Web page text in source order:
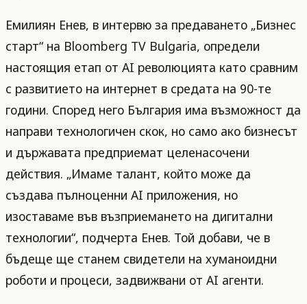
Емилиян Енев, в интервю за предаването „Бизнес
старт“ на Bloomberg TV Bulgaria, определи
настоящия етап от AI революцията като сравним
с развитието на интернет в средата на 90-те
години. Според него България има възможност да
направи технологичен скок, но само ако бизнесът
и държавата предприемат целенасочени
действия. „Имаме талант, който може да
създава пълноценни AI приложения, но
изоставаме във възприемането на дигитални
технологии“, подчерта Енев. Той добави, че в
бъдеще ще станем свидетели на хуманоидни
роботи и процеси, задвижвани от AI агенти.